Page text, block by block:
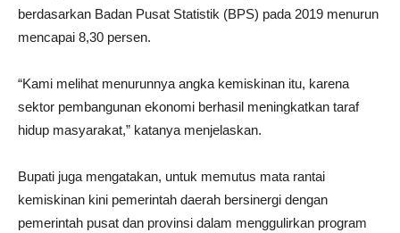
berdasarkan Badan Pusat Statistik (BPS) pada 2019 menurun
mencapai 8,30 persen.
“Kami melihat menurunnya angka kemiskinan itu, karena
sektor pembangunan ekonomi berhasil meningkatkan taraf
hidup masyarakat,” katanya menjelaskan.
Bupati juga mengatakan, untuk memutus mata rantai
kemiskinan kini pemerintah daerah bersinergi dengan
pemerintah pusat dan provinsi dalam menggulirkan program